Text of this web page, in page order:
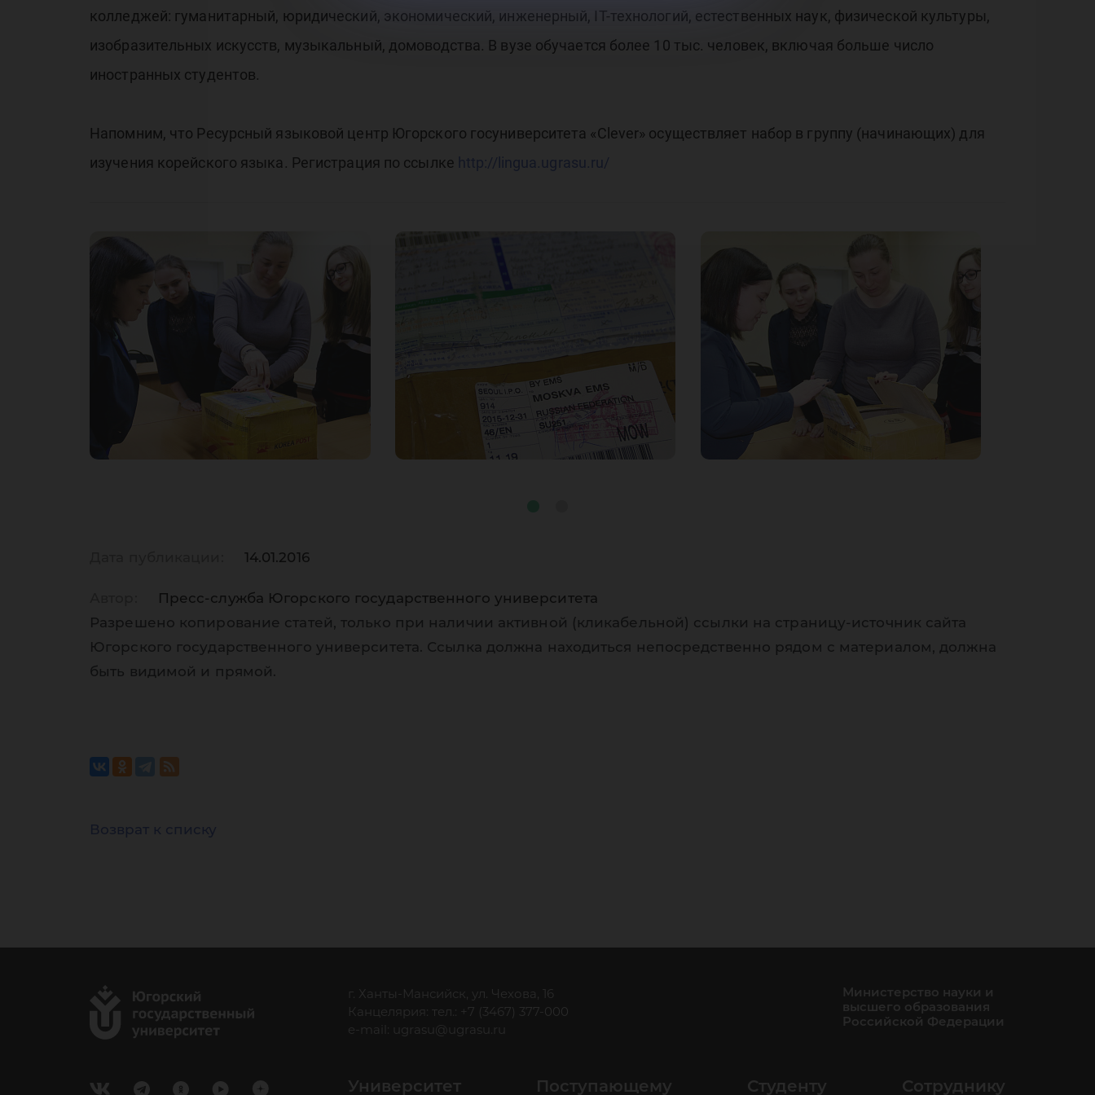
колледжей: гуманитарный, юридический, экономический, инженерный, IT-технологий, естественных наук, физической культуры,
изобразительных искусств, музыкальный, домоводства. В вузе обучается более 10 тыс. человек, включая больше число
иностранных студентов.
Напомним, что Ресурсный языковой центр Югорского госуниверситета «Clever» осуществляет набор в группу (начинающих) для
изучения корейского языка. Регистрация по ссылке http://lingua.ugrasu.ru/
14.01.2016
Пресс-служба Югорского государственного университета
Разрешено копирование статей, только при наличии активной (кликабельной) ссылки на страницу-источник сайта
Югорского государственного университета. Ссылка должна находиться непосредственно рядом с материалом, должна
быть видимой и прямой.
Возврат к списку
г. Ханты-Мансийск, ул. Чехова, 16
Канцелярия: тел.: +7 (3467) 377-000
e-mail:
ugrasu@ugrasu.ru
Министерство науки и
высшего образования
Российской Федерации
Университет Поступающему Студенту Сотруднику